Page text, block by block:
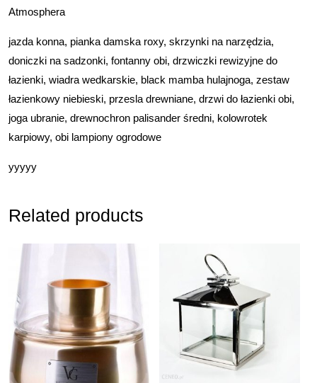
Atmosphera
jazda konna, pianka damska roxy, skrzynki na narzędzia,
doniczki na sadzonki, fontanny obi, drzwiczki rewizyjne do
łazienki, wiadra wedkarskie, black mamba hulajnoga, zestaw
łazienkowy niebieski, przesla drewniane, drzwi do łazienki obi,
joga ubranie, drewnochron palisander średni, kolowrotek
karpiowy, obi lampiony ogrodowe
yyyyy
Related products